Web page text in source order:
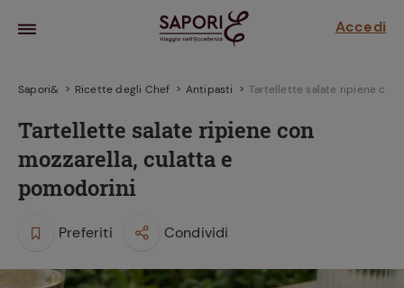
Accedi
Sapori& Ricette degli Chef Antipasti Tartellette salate ripiene con
Tartellette salate ripiene con
mozzarella, culatta e
pomodorini
Preferiti Condividi